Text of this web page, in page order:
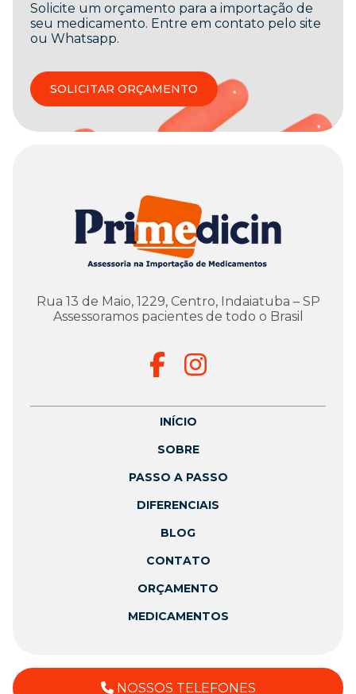
Solicite um orçamento para a importação de
seu medicamento. Entre em contato pelo site
ou Whatsapp.
SOLICITAR ORÇAMENTO
Rua 13 de Maio, 1229, Centro, Indaiatuba – SP
Assessoramos pacientes de todo o Brasil
INÍCIO
SOBRE
PASSO A PASSO
DIFERENCIAIS
BLOG
CONTATO
ORÇAMENTO
MEDICAMENTOS
NOSSOS TELEFONES